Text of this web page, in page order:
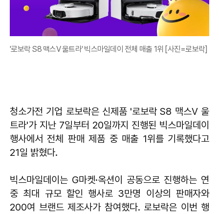
'로보락 S8 맥스V 울트라' 빅스마일데이 전체 매출 1위 [사진=로보락]
청소가전 기업 로보락은 신제품 '로보락 S8 맥스V 울
트라'가 지난 7일부터 20일까지 진행된 빅스마일데이
행사에서 전체 판매 제품 중 매출 1위를 기록했다고
21일 밝혔다.
빅스마일데이는 G마켓·옥션이 공동으로 진행하는 연
중 최대 규모 할인 행사로 3만명 이상의 판매자와
200여 브랜드 제조사가 참여했다. 로보락은 이번 행